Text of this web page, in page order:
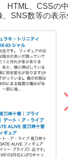
HTML、CSSの
SNS数等の表